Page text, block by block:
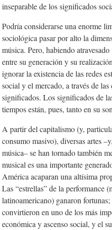
inseparable de los significados
Podría considerarse una enorme
sociológica pasar por alto la
música. Pero, habiendo
entre su generación y su
ignorar la existencia de las redes
social y el mercado, a través de las
significados. Los significados de
tiempos están, pues, tanto en su
A partir del capitalismo (y,
consumo masivo), diversas artes
música– se han tornado también
musical es una importante
América acaparan una altísima
Las “estrellas” de la performance
latinoamericano) ganaron
convirtieron en uno de los más
económica y ascenso social, y el